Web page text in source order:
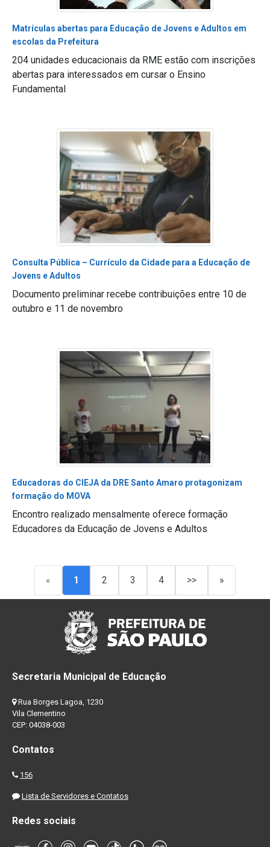
Matrículas abertas para Educação de Jovens e Adultos em
escolas da Prefeitura
204 unidades educacionais da RME estão com inscrições
abertas para interessados em cursar o Ensino
Fundamental
Consulta Pública – Currículo da Cidade para a Educação de
Jovens e Adultos
Documento preliminar recebe contribuições entre 10 de
outubro e 11 de novembro
Educadoras do CIEJA da DRE Santo Amaro protagonizam
formação do MOVA
Encontro realizado mensalmente oferece formação
Educadores da Educação de Jovens e Adultos
« 1 2 3 4 >> »
Secretaria Municipal de Educação
Rua Borges Lagoa, 1230
Vila Clementino
CEP: 04038-003
Contatos
156
Lista de Servidores e Contatos
Redes sociais